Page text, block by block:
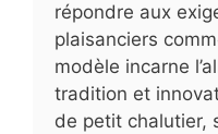
répondre aux
plaisanciers
modèle incarne
tradition et
de petit chalutier,